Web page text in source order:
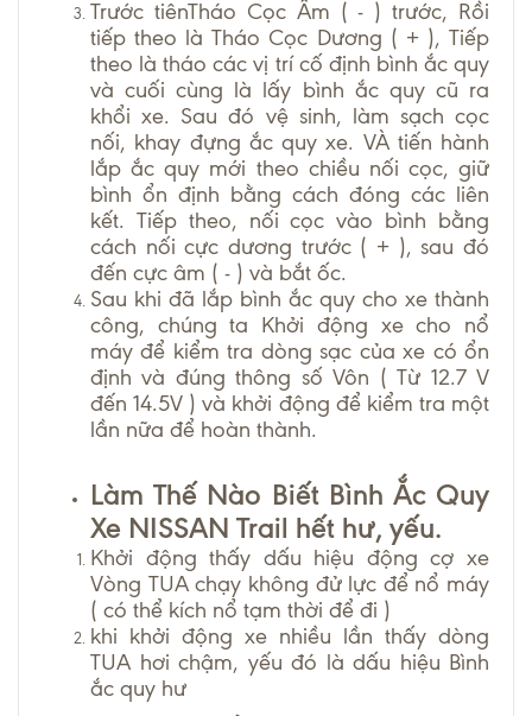
Trước tiênTháo Cọc Âm ( - ) trước, Rồi
tiếp theo là Tháo Cọc Dương ( + ), Tiếp
theo là tháo các vị trí cố định bình ắc quy
và cuối cùng là lấy bình ắc quy cũ ra
khổi xe. Sau đó vệ sinh, làm sạch cọc
nối, khay đựng ắc quy xe. VÀ tiến hành
lắp ắc quy mới theo chiều nối cọc, giữ
bình ổn định bằng cách đóng các liên
kết. Tiếp theo, nối cọc vào bình bằng
cách nối cực dương trước ( + ), sau đó
đến cực âm ( - ) và bắt ốc.
Sau khi đã lắp bình ắc quy cho xe thành
công, chúng ta Khởi động xe cho nổ
máy để kiểm tra dòng sạc của xe có ổn
định và đúng thông số Vôn ( Từ 12.7 V
đến 14.5V ) và khởi động để kiểm tra một
lần nữa để hoàn thành.
Làm Thế Nào Biết Bình Ắc Quy
Xe NISSAN Trail hết hư, yếu.
Khởi động thấy dấu hiệu động cợ xe
Vòng TUA chạy không đử lực để nổ máy
( có thể kích nổ tạm thời để đi )
khi khởi động xe nhiều lần thấy dòng
TUA hơi chậm, yếu đó là dấu hiệu Bình
ắc quy hư